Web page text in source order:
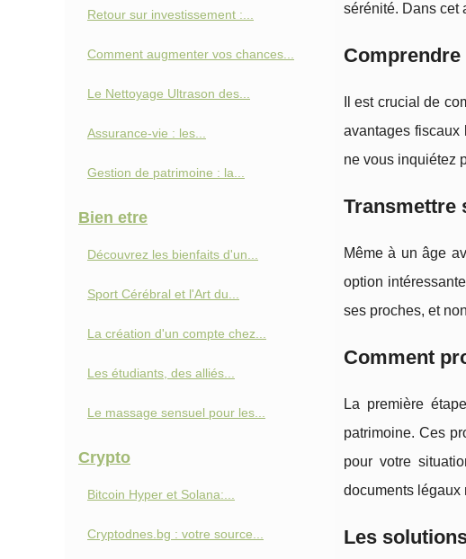
sérénité. Dans cet
Il est crucial de
avantages fiscaux
ne vous inquiétez
Transmettre
Même à un âge
option
ses proches, et
Comment
La première
patrimoine. Ces
pour votre
documents légaux
Les
Retour sur investissement :...
Comment augmenter vos chances...
Le Nettoyage Ultrason des...
Assurance-vie : les...
Gestion de patrimoine : la...
Bien etre
Découvrez les bienfaits d'un...
Sport Cérébral et l'Art du...
La création d'un compte chez...
Les étudiants, des alliés...
Le massage sensuel pour les...
Crypto
Bitcoin Hyper et Solana:...
Cryptodnes.bg : votre source...